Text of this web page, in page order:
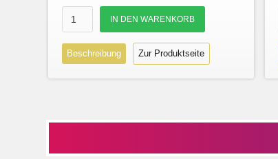
Beschreibung Zur Produktseite